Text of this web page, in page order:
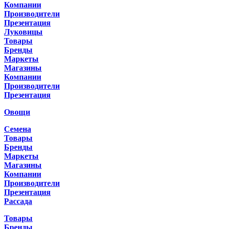
Компании
Производители
Презентация
Луковицы
Товары
Бренды
Маркеты
Магазины
Компании
Производители
Презентация
Овощи
Семена
Товары
Бренды
Маркеты
Магазины
Компании
Производители
Презентация
Рассада
Товары
Бренды